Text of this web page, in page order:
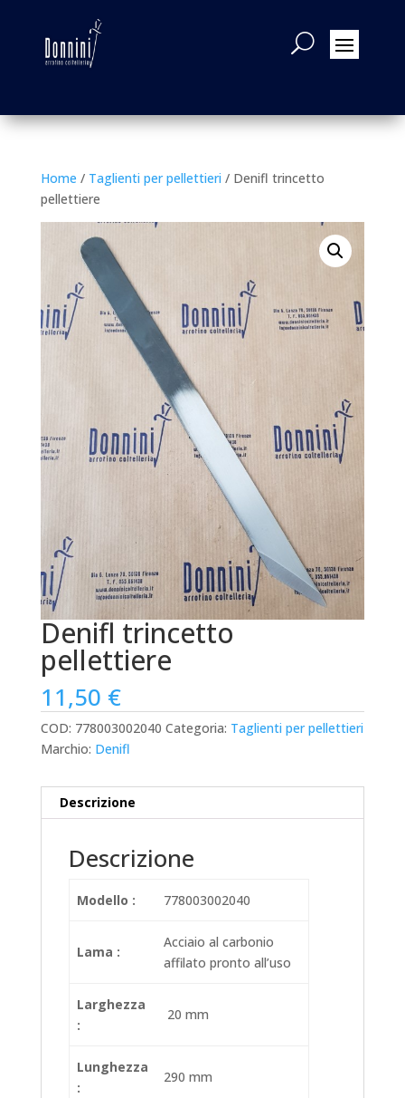
Home / Taglienti per pellettieri / Denifl trincetto
pellettiere
Denifl trincetto
pellettiere
11,50 €
COD: 778003002040 Categoria: Taglienti per pellettieri
Marchio: Denifl
Descrizione
Descrizione
Modello : 778003002040
Lama :
Acciaio al carbonio
affilato pronto all’uso
Larghezza
:
20 mm
Lunghezza
:
290 mm